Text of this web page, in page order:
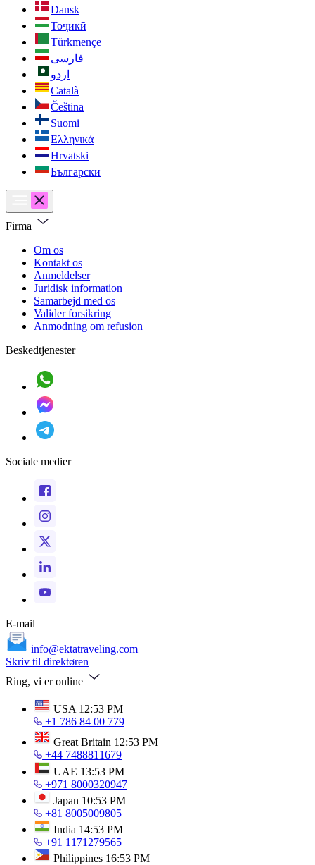
Dansk
Тоҷикӣ
Türkmençe
فارسی
اردو
Català
Čeština
Suomi
Ελληνικά
Hrvatski
Български
Firma
Om os
Kontakt os
Anmeldelser
Juridisk information
Samarbejd med os
Valider forsikring
Anmodning om refusion
Beskedtjenester
Sociale medier
E-mail
info@ektatraveling.com
Skriv til direktøren
Ring, vi er online
USA 12:53 PM
+1 786 84 00 779
Great Britain 12:53 PM
+44 7488811679
UAE 13:53 PM
+971 8000320947
Japan 10:53 PM
+81 8005009805
India 14:53 PM
+91 1171279565
Philippines 16:53 PM